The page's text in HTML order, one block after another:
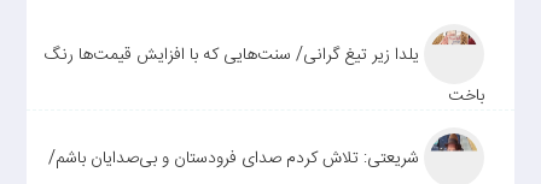
یلدا زیر تیغ گرانی/ سنت‌هایی که با افزایش قیمت‌ها رنگ
باخت
شریعتی: تلاش کردم صدای فرودستان و بی‌صدایان باشم/